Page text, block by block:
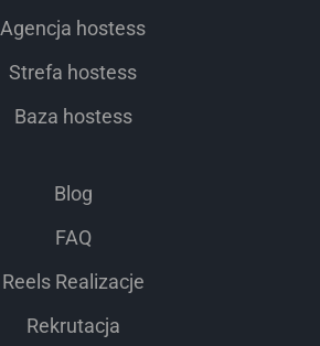
Agencja hostess
Strefa hostess
Baza hostess
Blog
FAQ
Reels Realizacje
Rekrutacja